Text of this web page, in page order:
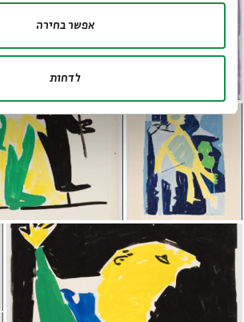
אפשר בחירה
לדחות